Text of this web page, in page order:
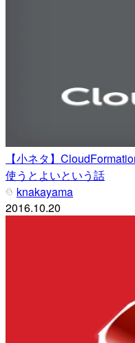
【小ネタ】
使うとよいという話
knakayama
2016.10.20